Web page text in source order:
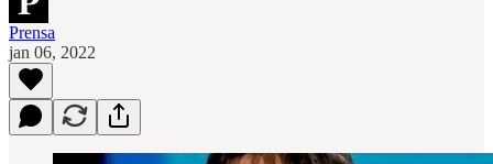
Prensa
jan 06, 2022